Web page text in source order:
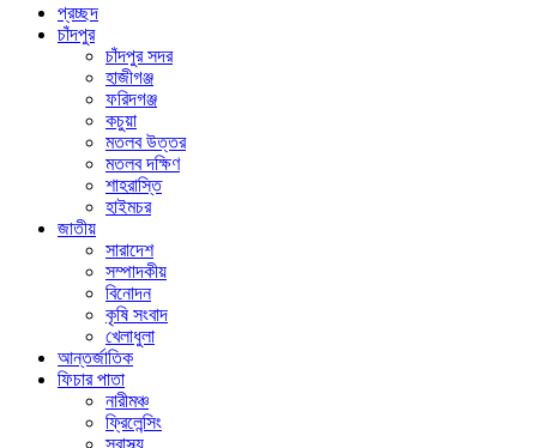
প্রচ্ছদ
চাঁদপুর
চাঁদপুর সদর
হাজীগঞ্জ
ফরিদগঞ্জ
কচুয়া
মতলব উত্তর
মতলব দক্ষিণ
শাহরাস্তি
হাইমচর
জাতীয়
সারাদেশ
সম্পাদকীয়
বিনোদন
কৃষি সংবাদ
খেলাধুলা
আন্তর্জাতিক
ফিচার পাতা
নারীমঞ্চ
ফ্রিলেন্সিং
স্বাস্থ্য